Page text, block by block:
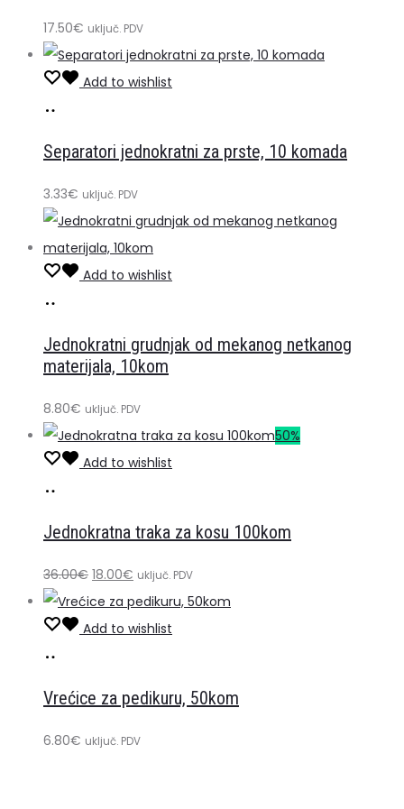
17.50€ uključ. PDV
Add to wishlist
košaricu
Separatori jednokratni za prste, 10 komada
3.33€ uključ. PDV
Add to wishlist
košaricu
Jednokratni grudnjak od mekanog netkanog
materijala, 10kom
8.80€ uključ. PDV
50%
Add to wishlist
košaricu
Jednokratna traka za kosu 100kom
36.00€ Izvorna
cijena
bila
18.00€ Trenutna
cijena
je:
uključ. PDV
Add to wishlist
košaricu
Vrećice za pedikuru, 50kom
6.80€ uključ. PDV